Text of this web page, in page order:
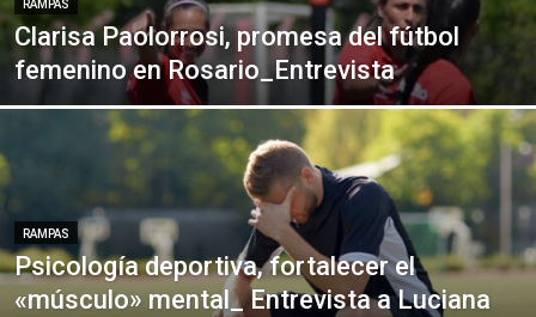
RAMPAS
Clarisa Paolorrosi, promesa del fútbol
femenino en Rosario_Entrevista
RAMPAS
Psicología deportiva, fortalecer el
«músculo» mental_ Entrevista a Luciana